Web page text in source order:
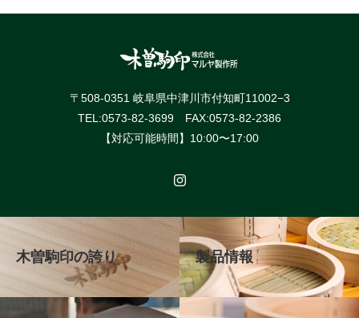
〒508-0351 岐阜県中津川市付知町11002−3
TEL:0573-82-3699 FAX:0573-82-2386
【対応可能時間】10:00〜17:00
木曽駒印の誇り 製品情報